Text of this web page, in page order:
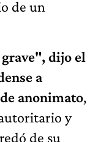
de un
dijo el
a
anonimato,
y
de su